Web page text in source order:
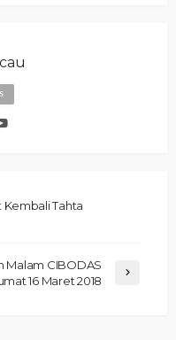
Kembali Tahta
Malam CIBODAS
16 Maret 2018